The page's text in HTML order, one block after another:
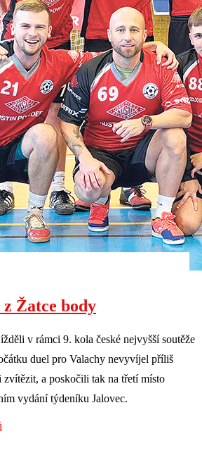
Žatce body
v rámci 9. kola české nejvyšší soutěže
duel pro Valachy nevyvíjel příliš
zvítězit, a poskočili tak na třetí místo
vydání týdeníku Jalovec.